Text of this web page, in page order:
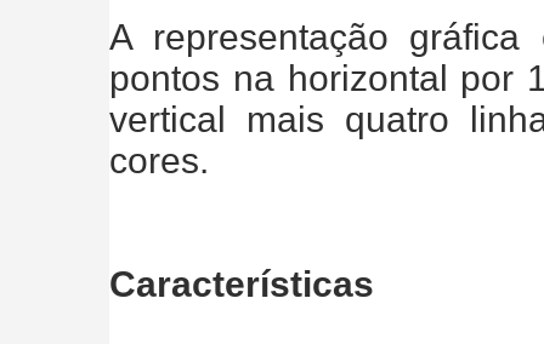
A representação
pontos na horizontal por
vertical mais quatro
cores.
Características